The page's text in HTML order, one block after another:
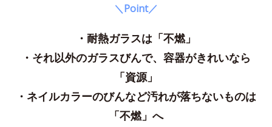
＼Point／
・耐熱ガラスは「不燃」
・それ以外のガラスびんで、容器がきれいなら
「資源」
・ネイルカラーのびんなど汚れが落ちないものは
「不燃」へ